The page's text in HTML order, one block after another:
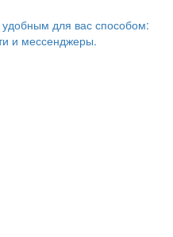
для вас способом:
и мессенджеры.